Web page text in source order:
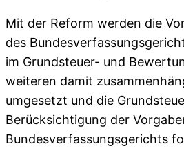
Mit der Reform werden die
des
im Grundsteuer- und
weiteren damit
umgesetzt und die
Berücksichtigung der
Bundesverfassungsgerichts